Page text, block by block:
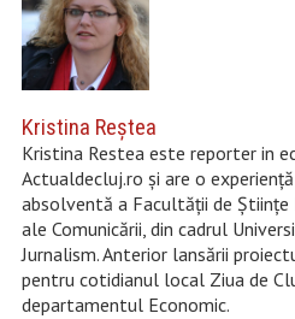
Kristina Reştea
Kristina Restea este reporter in
Actualdecluj.ro și are o
absolventă a Facultății de
ale Comunicării, din cadrul
Jurnalism. Anterior lansării
pentru cotidianul local Ziua de
departamentul Economic.